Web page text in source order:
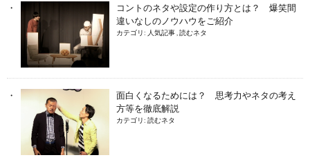
コントのネタや設定の作り方とは？ 爆笑間
違いなしのノウハウをご紹介
カテゴリ: 人気記事 読むネタ
面白くなるためには？ 思考力やネタの考え
方等を徹底解説
カテゴリ: 読むネタ